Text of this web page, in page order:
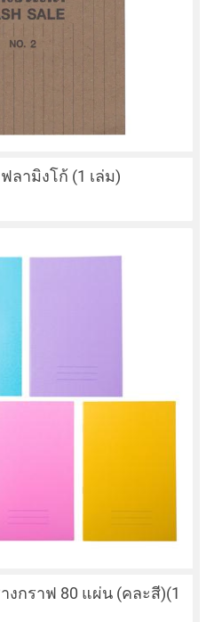
ลามิงโก้ (1 เล่ม)
งกราฟ 80 แผ่น (คละสี)(1